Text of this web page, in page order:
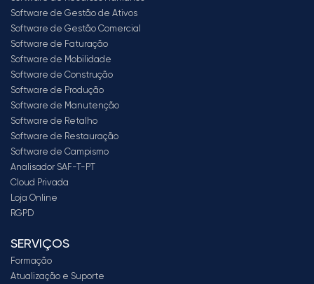
Software de Gestão de Ativos
Software de Gestão Comercial
Software de Faturação
Software de Mobilidade
Software de Construção
Software de Produção
Software de Manutenção
Software de Retalho
Software de Restauração
Software de Campismo
Analisador SAF-T-PT
Cloud Privada
Loja Online
RGPD
SERVIÇOS
Formação
Atualização e Suporte